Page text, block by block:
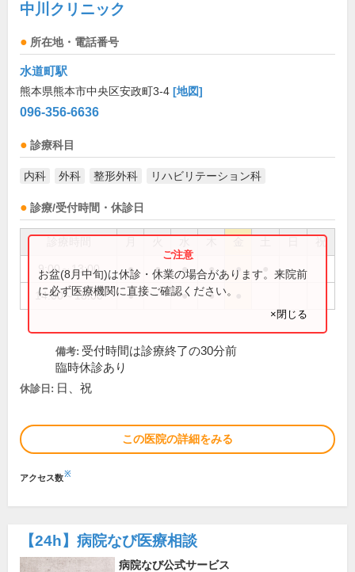
中川クリニック
所在地・電話番号
水道町駅
熊本県熊本市中央区安政町3-4 [地図]
096-356-6636
診療科目
内科 外科 整形外科 リハビリテーション科
診療/受付時間・休診日
祝
9:00～13:00 ● ● ● ● ●
14:00～18:00 ● ● ●
お盆(8月中旬)は休診・休業の場合があります。来院前
に必ず医療機関に直接ご確認ください。
×閉じる
備考: 受付時間は診療終了の30分前
臨時休診あり
休診日: 日、祝
この医院の詳細をみる
アクセス数※
【24h】 病院なび医療相談
病院なび公式サービス